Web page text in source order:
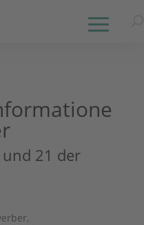
21 der